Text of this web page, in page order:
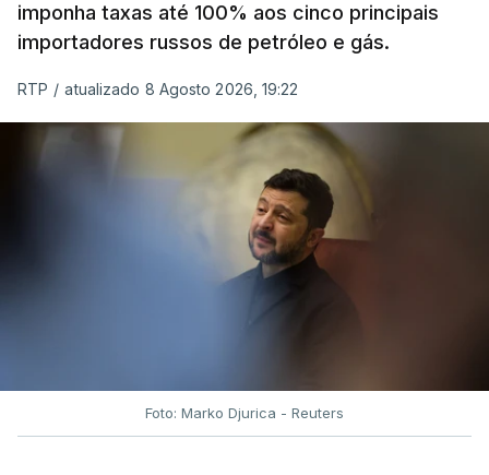
imponha taxas até 100% aos cinco principais
importadores russos de petróleo e gás.
RTP / atualizado 8 Agosto 2026, 19:22
Foto: Marko Djurica - Reuters